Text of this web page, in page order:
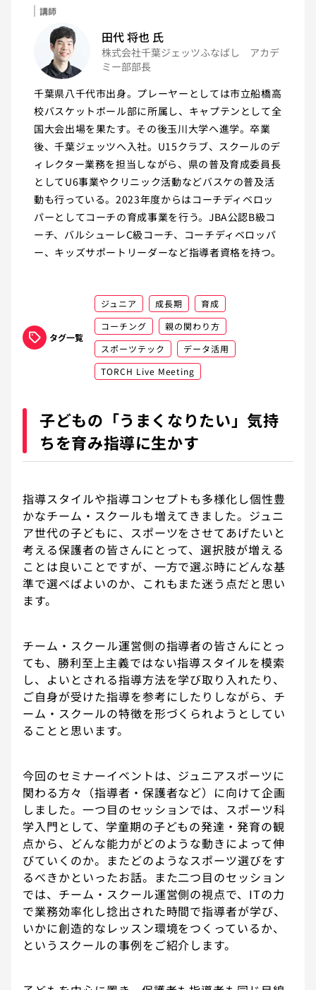
講師
田代 将也 氏
株式会社千葉ジェッツふなばし アカデ
ミー部部長
千葉県八千代市出身。プレーヤーとしては市立船橋高
校バスケットボール部に所属し、キャプテンとして全
国大会出場を果たす。その後玉川大学へ進学。卒業
後、千葉ジェッツへ入社。U15クラブ、スクールのデ
ィレクター業務を担当しながら、県の普及育成委員長
としてU6事業やクリニック活動などバスケの普及活
動も行っている。2023年度からはコーチディベロッ
パーとしてコーチの育成事業を行う。JBA公認B級コ
ーチ、バルシューレC級コーチ、コーチディベロッパ
ー、キッズサポートリーダーなど指導者資格を持つ。
タグ一覧
ジュニア 成長期
育成
コーチング
親の関わり方
スポーツテック
データ活用
TORCH Live Meeting
子どもの「うまくなりたい」気持
ちを育み指導に生かす
指導スタイルや指導コンセプトも多様化し個性豊
かなチーム・スクールも増えてきました。ジュニ
ア世代の子どもに、スポーツをさせてあげたいと
考える保護者の皆さんにとって、選択肢が増える
ことは良いことですが、一方で選ぶ時にどんな基
準で選べばよいのか、これもまた迷う点だと思い
ます。
チーム・スクール運営側の指導者の皆さんにとっ
ても、勝利至上主義ではない指導スタイルを模索
し、よいとされる指導方法を学び取り入れたり、
ご自身が受けた指導を参考にしたりしながら、チ
ーム・スクールの特徴を形づくられようとしてい
ることと思います。
今回のセミナーイベントは、ジュニアスポーツに
関わる方々（指導者・保護者など）に向けて企画
しました。一つ目のセッションでは、スポーツ科
学入門として、学童期の子どもの発達・発育の観
点から、どんな能力がどのような動きによって伸
びていくのか。またどのようなスポーツ選びをす
るべきかといったお話。また二つ目のセッション
では、チーム・スクール運営側の視点で、ITの力
で業務効率化し捻出された時間で指導者が学び、
いかに創造的なレッスン環境をつくっているか、
というスクールの事例をご紹介します。